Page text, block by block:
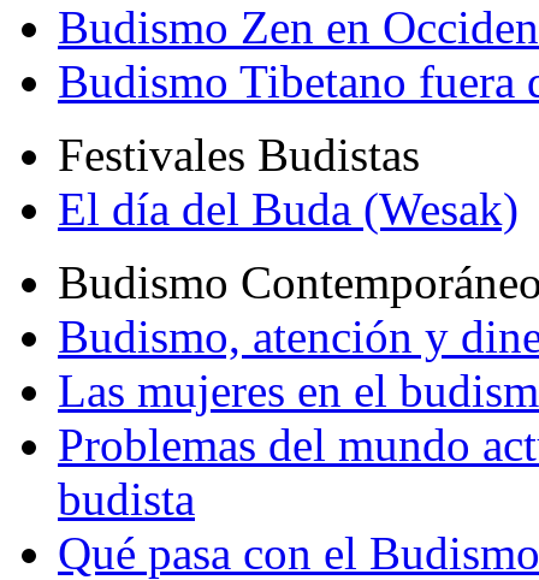
Budismo Zen en
Budismo Tibetano fuera
Festivales Budistas
El día del Buda (Wesak)
Budismo
Budismo, atención y
Las mujeres en el
Problemas del mundo
budista
Qué pasa con el